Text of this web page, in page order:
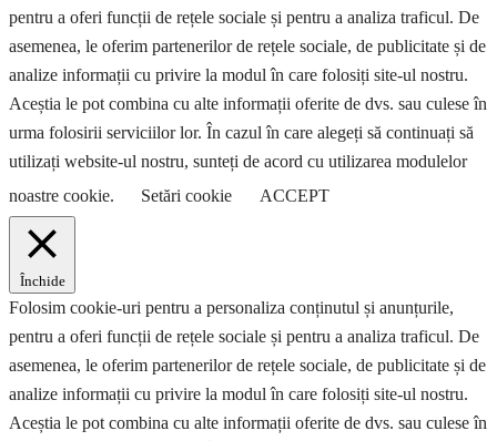
pentru a oferi funcții de rețele sociale și pentru a analiza traficul. De
asemenea, le oferim partenerilor de rețele sociale, de publicitate și de
analize informații cu privire la modul în care folosiți site-ul nostru.
Aceștia le pot combina cu alte informații oferite de dvs. sau culese în
urma folosirii serviciilor lor. În cazul în care alegeți să continuați să
utilizați website-ul nostru, sunteți de acord cu utilizarea modulelor
noastre cookie.
Setări cookie ACCEPT
Închide
Folosim cookie-uri pentru a personaliza conținutul și anunțurile,
pentru a oferi funcții de rețele sociale și pentru a analiza traficul. De
asemenea, le oferim partenerilor de rețele sociale, de publicitate și de
analize informații cu privire la modul în care folosiți site-ul nostru.
Aceștia le pot combina cu alte informații oferite de dvs. sau culese în